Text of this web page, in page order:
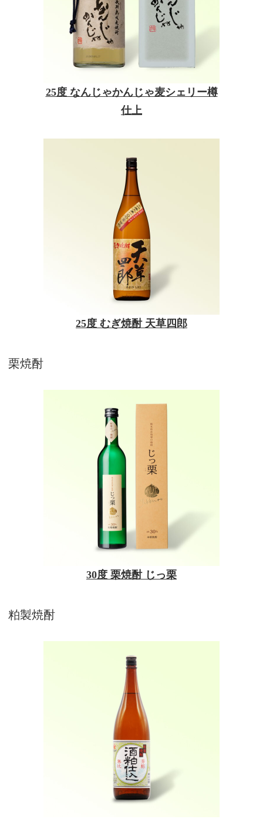
25度 なんじゃかんじゃ麦シェリー樽
仕上
25度 むぎ焼酎 天草四郎
栗焼酎
30度 栗焼酎 じっ栗
粕製焼酎